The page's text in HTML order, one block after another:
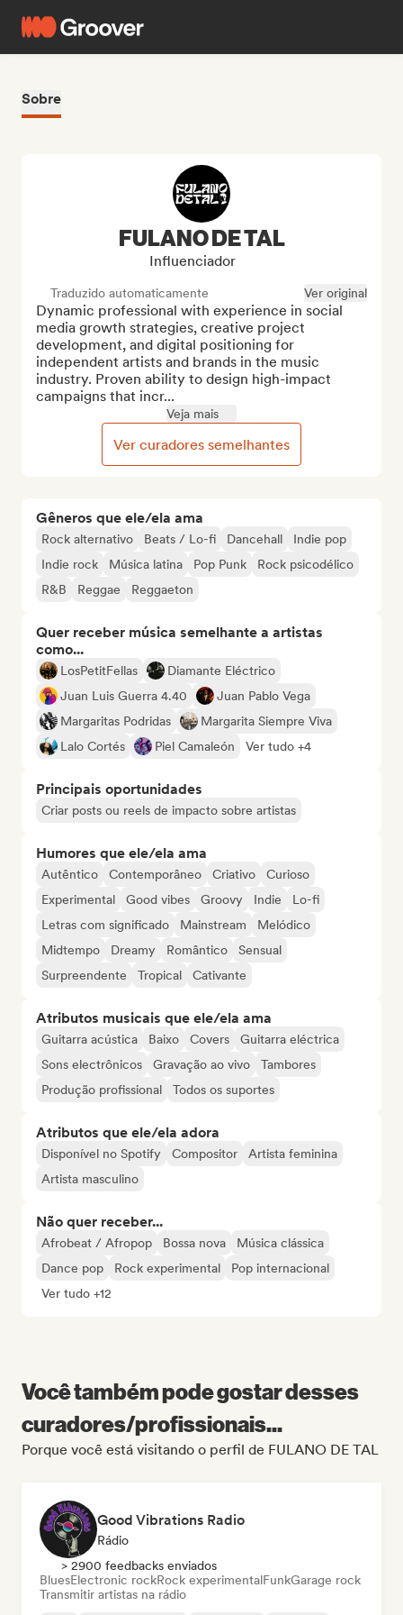
Sobre
Gêneros que ele/ela ama
Rock alternativo Beats / Lo-fi Dancehall
Indie pop
Indie rock
Música latina Pop Punk
Rock psicodélico
R&B
Reggae Reggaeton
Quer receber música semelhante a artistas
como...
LosPetitFellas
Diamante Eléctrico
Juan Luis Guerra 4.40
Juan Pablo Vega
Margaritas Podridas
Margarita Siempre Viva
Lalo Cortés
Piel Camaleón Ver tudo +4
Principais oportunidades
Criar posts ou reels de impacto sobre artistas
Humores que ele/ela ama
Autêntico Contemporâneo Criativo
Curioso
Experimental
Good vibes Groovy Indie
Lo-fi
Letras com significado
Mainstream
Melódico
Midtempo
Dreamy Romântico
Sensual
Surpreendente
Tropical Cativante
Atributos musicais que ele/ela ama
Guitarra acústica Baixo Covers
Guitarra eléctrica
Sons electrônicos
Gravação ao vivo
Tambores
Produção profissional
Todos os suportes
Atributos que ele/ela adora
Disponível no Spotify Compositor
Artista feminina
Artista masculino
Não quer receber...
Afrobeat / Afropop Bossa nova
Música clássica
Dance pop
Rock experimental
Pop internacional
Ver tudo +12
FULANO DE TAL
Influenciador
Traduzido automaticamente Ver original
Dynamic professional with experience in social
media growth strategies, creative project
development, and digital positioning for
independent artists and brands in the music
industry. Proven ability to design high-impact
campaigns that incr...
Veja mais
Ver curadores semelhantes
Você também pode gostar desses
curadores/profissionais...
Porque você está visitando o perfil de FULANO DE TAL
Good Vibrations Radio
Rádio
> 2900 feedbacks enviados
BluesElectronic rockRock experimentalFunkGarage rock
Transmitir artistas na rádio